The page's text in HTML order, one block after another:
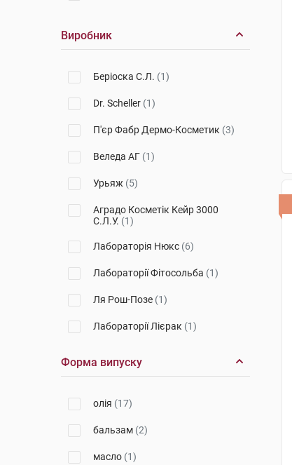
Виробник
Беріоска С.Л. (1)
Dr. Scheller (1)
П'єр Фабр Дермо-Косметик (3)
Веледа АГ (1)
Урьяж (5)
Аградо Косметік Кейр 3000
С.Л.У. (1)
Лабораторія Нюкс (6)
Лабораторії Фітосольба (1)
Ля Рош-Позе (1)
Лабораторії Лієрак (1)
Форма випуску
олія (17)
бальзам (2)
масло (1)